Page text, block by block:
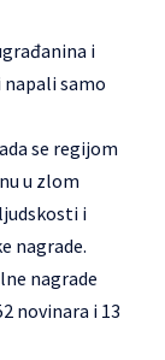
i
napali samo
se regijom
u zlom
i
nagrade.
nagrade
novinara i 13